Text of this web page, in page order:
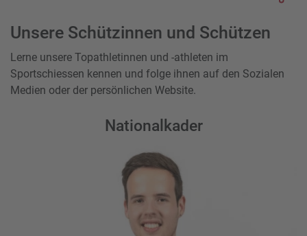
Unsere Schützinnen und Schützen
Lerne unsere Topathletinnen und -athleten im
Sportschiessen kennen und folge ihnen auf den Sozialen
Medien oder der persönlichen Website.
Nationalkader